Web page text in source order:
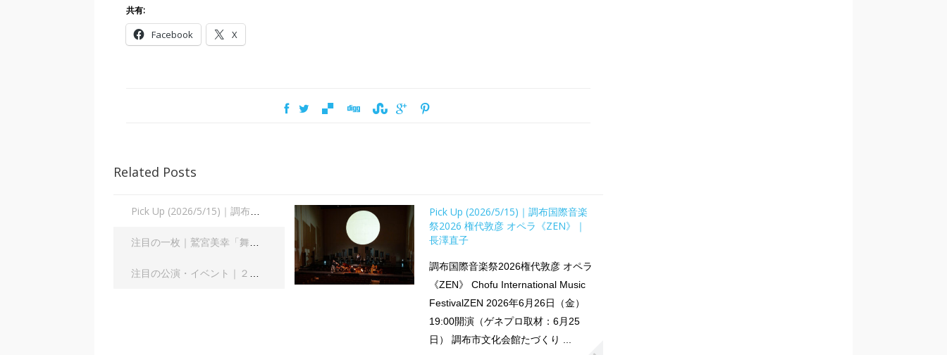
共有:
Facebook X
Related Posts
Pick Up (2026/5/15)｜調布国際音楽祭2026 権代敦彦 オペラ《ZEN》｜長澤直子
Pick Up (2026/5/15)｜調布国際音楽
祭2026 権代敦彦 オペラ《ZEN》｜
長澤直子
調布国際音楽祭2026権代敦彦 オペラ
《ZEN》 Chofu International Music
FestivalZEN 2026年6月26日（金）
19:00開演（ゲネプロ取材：6月25
日） 調布市文化会館たづくり ...